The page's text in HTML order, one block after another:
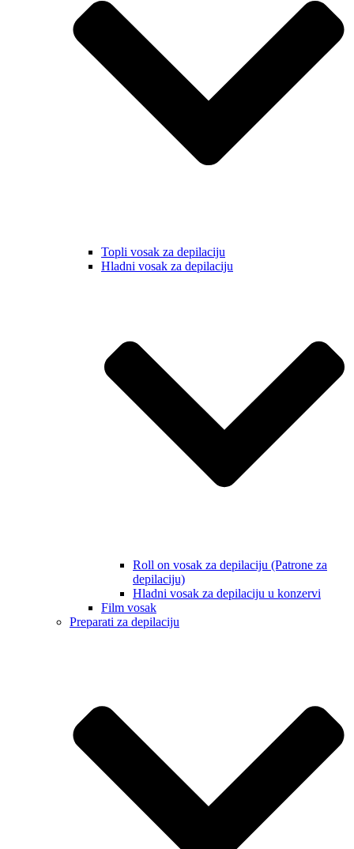
Topli vosak za depilaciju
Hladni vosak za depilaciju
Roll on vosak za depilaciju (Patrone za
depilaciju)
Hladni vosak za depilaciju u konzervi
Film vosak
Preparati za depilaciju